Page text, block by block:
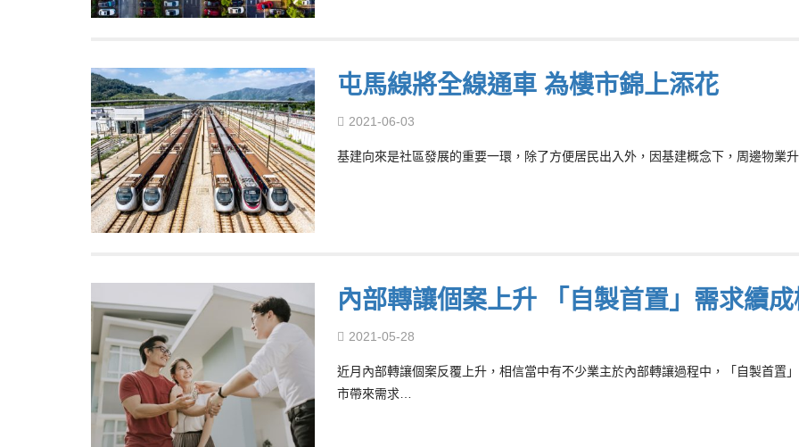
屯馬線將全線通車 為樓市錦上添花
2021-06-03
基建向來是社區發展的重要一環，除了方便居民出入外，因基建概念下，周邊物
內部轉讓個案上升 「自製首置」需求續
2021-05-28
近月內部轉讓個案反覆上升，相信當中有不少業主於內部轉讓過程中，「自製首置
市帶來需求…